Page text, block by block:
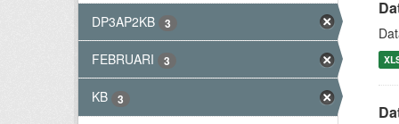
DP3AP2KB 3
FEBRUARI 3
KB 3